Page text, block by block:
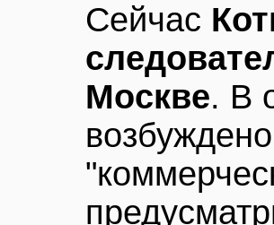
Сейчас
Москве. В